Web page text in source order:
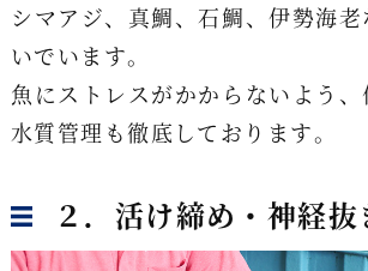
シマアジ、真鯛、石鯛、伊勢海
いでいます。
魚にストレスがかからないよう、
水質管理も徹底しております。
２．活け締め・神経抜